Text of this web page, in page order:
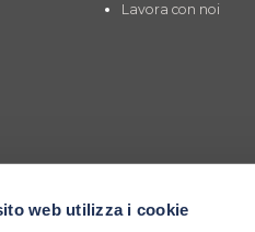
web utilizza i cookie
Lavora con noi